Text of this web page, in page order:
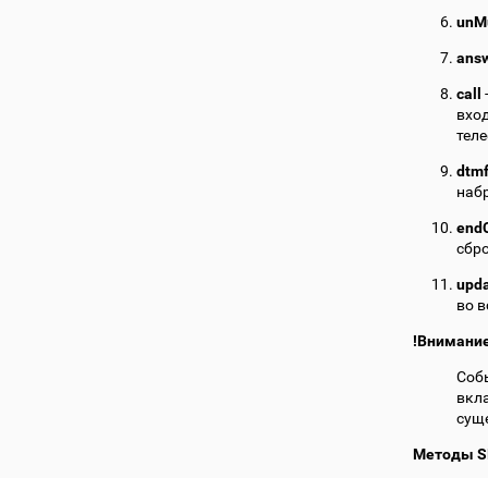
call
dtmf
во
Методы